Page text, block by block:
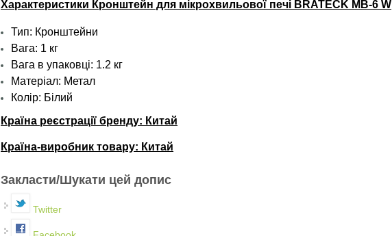
Характеристики Кронштейн для мікрохвильової печі BRATECK MB-6 W
Тип: Кронштейни
Вага: 1 кг
Вага в упаковці: 1.2 кг
Матеріал: Метал
Колір: Білий
Країна реєстрації бренду: Китай
Країна-виробник товару: Китай
Закласти/Шукати цей допис
Twitter